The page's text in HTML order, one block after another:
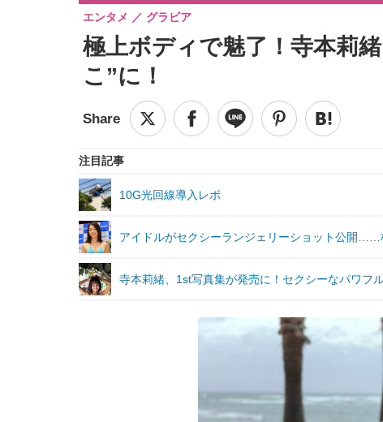
極上ボディで魅了！寺本莉
こ”に！
エンタメ グラビア
注目記事
10G光回線導入レポ
アイドルがセクシーランジェリーショット公開……
寺本莉緒、1st写真集が発売に！セクシーなパワフ